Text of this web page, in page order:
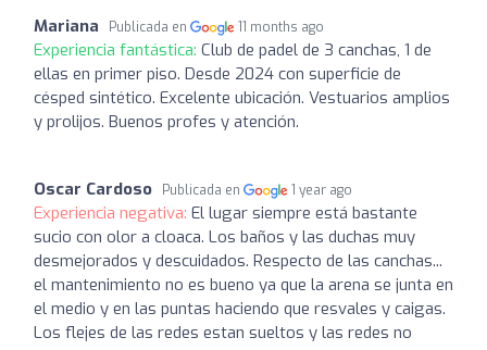
Mariana Publicada en 11 months ago
Experiencia fantástica: Club de padel de 3 canchas, 1 de
ellas en primer piso. Desde 2024 con superficie de
césped sintético. Excelente ubicación. Vestuarios amplios
y prolijos. Buenos profes y atención.
Oscar Cardoso Publicada en 1 year ago
Experiencia negativa: El lugar siempre está bastante
sucio con olor a cloaca. Los baños y las duchas muy
desmejorados y descuidados. Respecto de las canchas...
el mantenimiento no es bueno ya que la arena se junta en
el medio y en las puntas haciendo que resvales y caigas.
Los flejes de las redes estan sueltos y las redes no